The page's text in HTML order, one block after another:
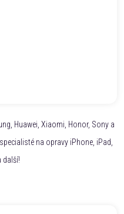
Huawei, Xiaomi, Honor, Sony a
na opravy iPhone, iPad,
další!